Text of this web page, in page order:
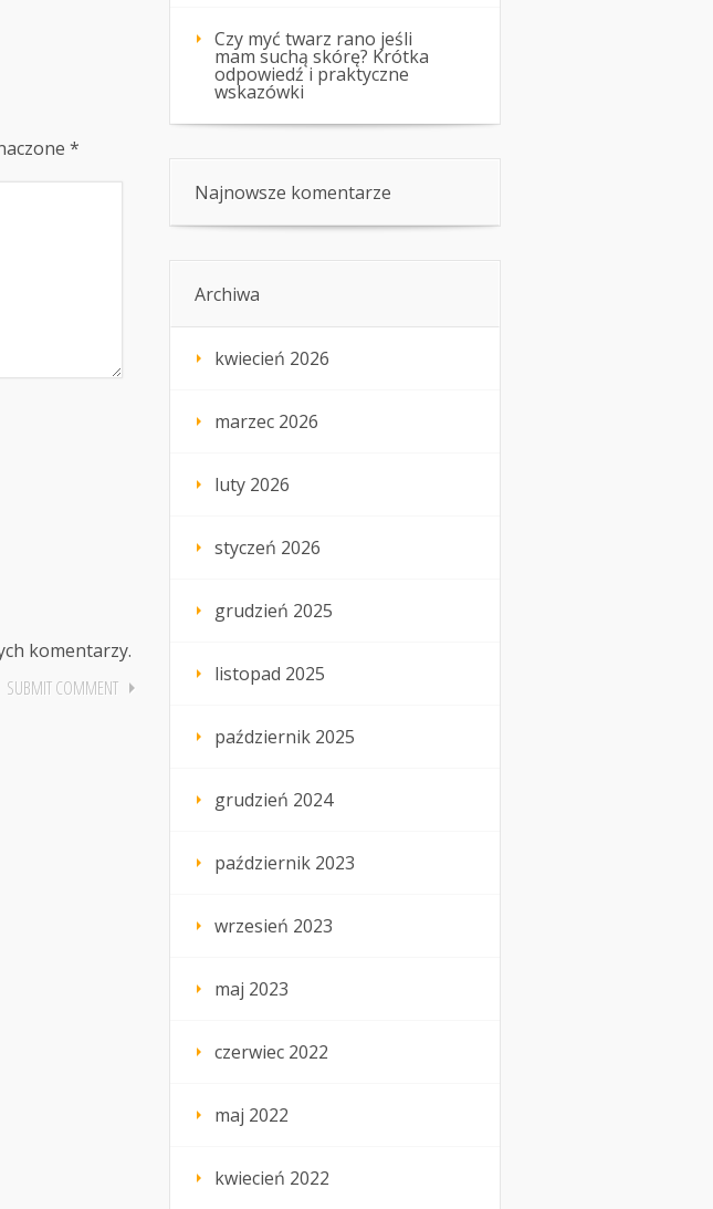
*
komentarzy.
Czy myć twarz rano jeśli
mam suchą skórę? Krótka
odpowiedź i praktyczne
wskazówki
Najnowsze komentarze
Archiwa
kwiecień 2026
marzec 2026
luty 2026
styczeń 2026
grudzień 2025
listopad 2025
październik 2025
grudzień 2024
październik 2023
wrzesień 2023
maj 2023
czerwiec 2022
maj 2022
kwiecień 2022